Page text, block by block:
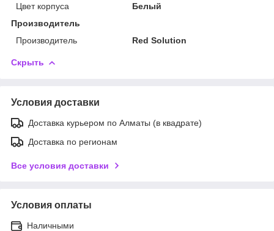
Цвет корпуса
Белый
Производитель
Производитель
Red Solution
Скрыть
Условия доставки
Доставка курьером по Алматы (в квадрате)
Доставка по регионам
Все условия доставки
Условия оплаты
Наличными